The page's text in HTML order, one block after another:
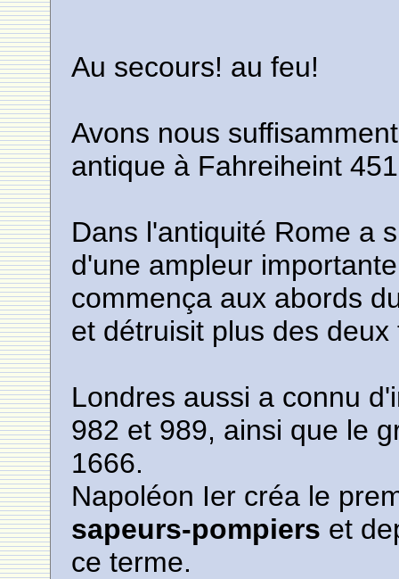
Au secours! au feu!
Avons nous
antique à Fahreiheint
Dans l'antiquité Rome a
d'une ampleur
commença aux abords
et détruisit plus des
Londres aussi a connu
982 et 989, ainsi que le
1666.
Napoléon Ier créa le
sapeurs-pompiers et
ce terme.